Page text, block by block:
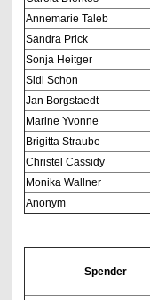
Annemarie Taleb
Sandra Prick
Sonja Heitger
Sidi Schon
Jan Borgstaedt
Marine Yvonne
Brigitta Straube
Christel Cassidy
Monika Wallner
Anonym
Spender